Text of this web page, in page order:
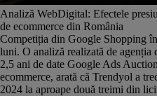
Analiză WebDigital: Efectele
de ecommerce din România
Competiția din Google Shopping
luni. O analiză realizată de
2,5 ani de date Google Ads
ecommerce, arată că Trendyol a
2024 la aproape două treimi din